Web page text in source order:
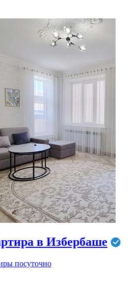
в Избербаше
посуточно